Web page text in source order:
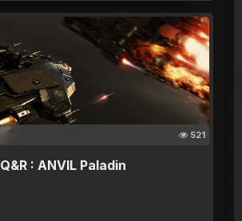
521
Q&R : ANVIL Paladin